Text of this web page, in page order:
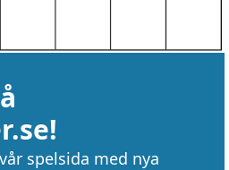
spelsida med nya